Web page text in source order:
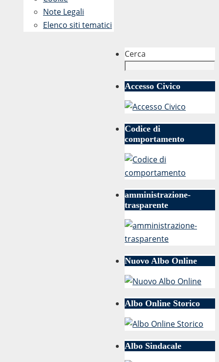
Note Legali
Elenco siti tematici
Cerca
Accesso Civico
Codice di
comportamento
amministrazione-
trasparente
Nuovo Albo Online
Albo Online Storico
Albo Sindacale